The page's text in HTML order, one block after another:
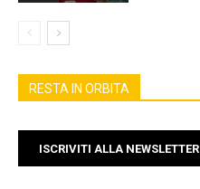
RESTA IN ORBITA
ISCRIVITI ALLA NEWSLETTER